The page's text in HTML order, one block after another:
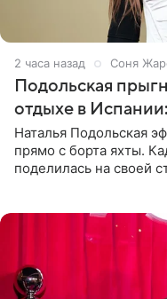
2 часа назад Соня
Подольская
отдыхе в
Наталья Подольская
прямо с борта яхты.
поделилась на своей